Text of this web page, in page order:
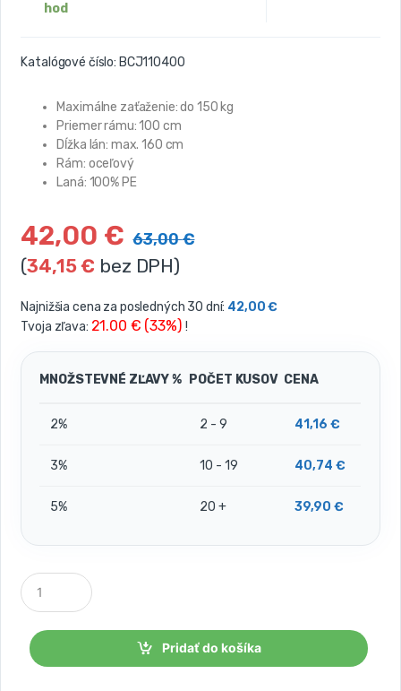
hod
Katalógové číslo: BCJ110400
Maximálne zaťaženie: do 150 kg
Priemer rámu: 100 cm
Dĺžka lán: max. 160 cm
Rám: oceľový
Laná: 100% PE
42,00 € 63,00€
(34,15€ bez DPH)
Najnižšia cena za posledných 30 dní: 42,00 €
Tvoja zľava: 21.00 € (33%) !
MNOŽSTEVNÉ ZĽAVY % POČET KUSOV CENA
2% 2 - 9 41,16 €
3% 10 - 19 40,74 €
5% 20 + 39,90 €
P
o
č
Pridať do košíka